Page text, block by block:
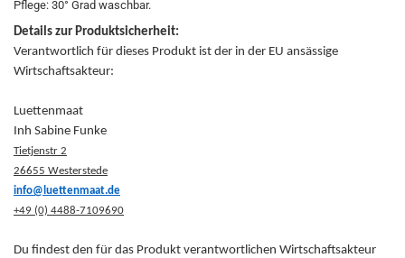
Pflege: 30° Grad waschbar.
Details zur Produktsicherheit:
Verantwortlich für dieses Produkt ist der in der EU ansässige
Wirtschaftsakteur:
Luettenmaat
Inh Sabine Funke
Tietjenstr 2
26655 Westerstede
info@luettenmaat.de
+49 (0) 4488-7109690
Du findest den für das Produkt verantwortlichen Wirtschaftsakteur